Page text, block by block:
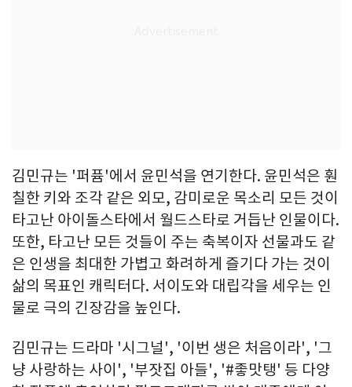
김민규는 '퍼퓸'에서 윤민석을 연기한다. 윤민석은 훤
칠한 키와 조각 같은 외모, 감미로운 목소리 모든 것이
타고난 아이돌스타에서 월드스타로 거듭난 인물이다.
또한, 타고난 모든 것들이 주는 축복이자 선물과도 같
은 인생을 최대한 가볍고 화려하게 즐기다 가는 것이
삶의 목표인 캐릭터다. 서이도와 대립각을 세우는 인
물로 극의 긴장감을 높인다.
김민규는 드라마 '시그널', '이번 생은 처음이라', '그
냥 사랑하는 사이', '부잣집 아들', '#좋맛탱' 등 다양